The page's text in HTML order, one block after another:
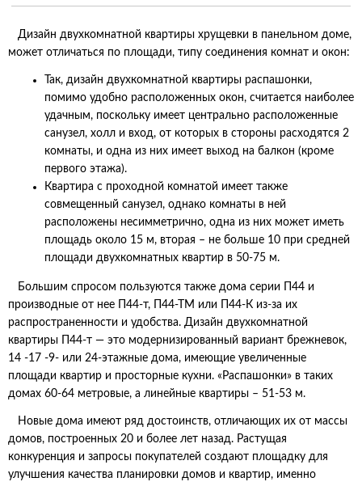
Дизайн двухкомнатной квартиры хрущевки в панельном доме,
может отличаться по площади, типу соединения комнат и окон:
Так, дизайн двухкомнатной квартиры распашонки,
помимо удобно расположенных окон, считается наиболее
удачным, поскольку имеет центрально расположенные
санузел, холл и вход, от которых в стороны расходятся 2
комнаты, и одна из них имеет выход на балкон (кроме
первого этажа).
Квартира с проходной комнатой имеет также
совмещенный санузел, однако комнаты в ней
расположены несимметрично, одна из них может иметь
площадь около 15 м, вторая – не больше 10 при средней
площади двухкомнатных квартир в 50-75 м.
Большим спросом пользуются также дома серии П44 и
производные от нее П44-т, П44-ТМ или П44-К из-за их
распространенности и удобства. Дизайн двухкомнатной
квартиры П44-т — это модернизированный вариант брежневок,
14 -17 -9- или 24-этажные дома, имеющие увеличенные
площади квартир и просторные кухни. «Распашонки» в таких
домах 60-64 метровые, а линейные квартиры – 51-53 м.
Новые дома имеют ряд достоинств, отличающих их от массы
домов, построенных 20 и более лет назад. Растущая
конкуренция и запросы покупателей создают площадку для
улучшения качества планировки домов и квартир, именно